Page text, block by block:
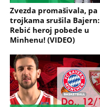
Zvezda promašivala, pa
trojkama srušila Bajern:
Rebić heroj pobede u
Minhenu! (VIDEO)